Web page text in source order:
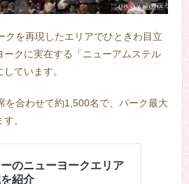
クを再現したエリアでひときわ目立
クに実在する「ニューアムステル
ています。
を合わせて約1,500名で、パーク最大
。